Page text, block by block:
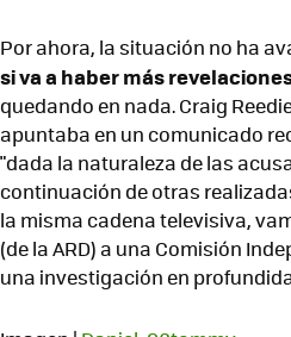
Por ahora, la situación no ha
si va a haber más
quedando en nada. Craig
apuntaba en un comunicado
"dada la naturaleza de las
continuación de otras
la misma cadena televisiva,
(de la ARD) a una Comisión
una investigación en